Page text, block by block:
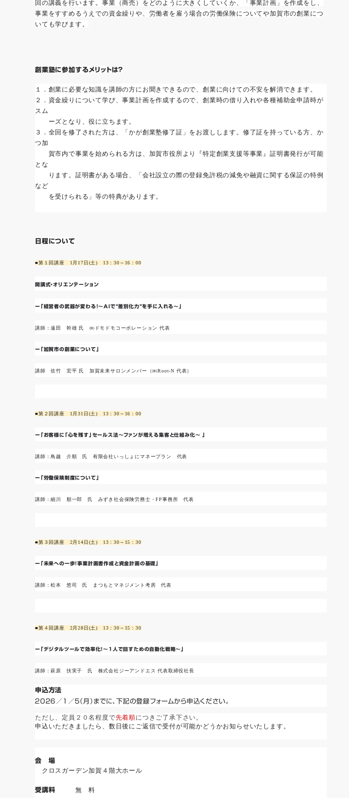
回の講義を行います。事業（商売）をどのように大きくしていくか、「事業計画」を作成をし、
事業をすすめるうえでの資金繰りや、労働者を雇う場合の労働保険についてや加賀市の創業につ
いても学びます。
創業塾に参加するメリットは？
１．創業に必要な知識を講師の方にお聞きできるので、創業に向けての不安を解消できます。
２．資金繰りについて学び、事業計画を作成するので、創業時の借り入れや各種補助金申請時が
スム
ーズとなり、役に立ちます。
３．全回を修了された方は、「かが創業塾修了証」をお渡しします。修了証を持っている方、か
つ加
賀市内で事業を始められる方は、加賀市役所より『特定創業支援等事業』証明書発行が可能
とな
ります。証明書がある場合、「 会社設立の際の登録免許税の減免や融資に関する保証の特例
など
を受けられる」等の特典があります。
日程について
■第１回講座 1月17日(土) 13：30～16：00
開講式・オリエンテーション
ー「経営者の武器が変わる！～AIで“差別化力”を手に入れる～」
講師：遠田 幹雄 氏 ㈱ドモドモコーポレーション 代表
ー「加賀市の創業について」
講師 佐竹 宏平 氏 加賀未来サロンメンバー（㈱Root-N 代表）
■第２回講座 1月31日(土) 13：30～16：00
ー 「お客様に「心を残す」セールス法～ファンが増える集客と仕組み化～ 」
講師：鳥越 介順 氏 有限会社いっしょにマネープラン 代表
ー 「労働保険制度について」
講師：細川 順一郎 氏 みずき社会保険労務士・FP事務所 代表
■第３回講座 2月14日(土) 13：30～15：30
ー 「未来への一歩！事業計画書作成と資金計画の基礎」
講師：松本 悠司 氏 まつもとマネジメント考房 代表
■第４回講座 2月28日(土) 13：30～15：30
ー 「デジタルツールで効率化！～1人で回すための自動化戦略～」
講師：萩原 扶実子 氏 株式会社ジーアンドエス 代表取締役社長
申込方法
２０２６／１／５（月）までに、下記の登録フォームから申込ください。
ただし、定員２０名程度で先着順につきご了承下さい。
申込いただきましたら、数日後にご返信で受付が可能かどうかお知らせいたします。
会 場
クロスガーデン加賀４階大ホール
受講料 無 料